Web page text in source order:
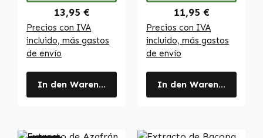
Regulärer Preis:
13,95 €
Precios con IVA
incluido, más gastos
de envío
In den Warenkorb
Regulärer Preis:
11,95 €
Precios con IVA
incluido, más gastos
de envío
In den Warenkorb